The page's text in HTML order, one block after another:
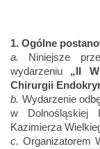
1. Ogólne
a. Niniejsze
wydarzeniu „II
Chirurgii
b. Wydarzenie
w Dolnośląskiej
Kazimierza
c. Organizatorem